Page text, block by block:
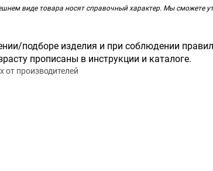
виде товара носят справочный характер. Мы сможете
подборе изделия и при соблюдении
прописаны в инструкции и каталоге.
от производителей